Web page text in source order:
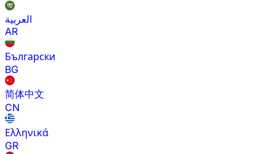
العربية
AR
Български
BG
简体中文
CN
Ελληνικά
GR